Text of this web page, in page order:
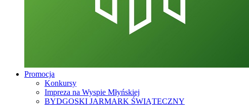
Promocja
Konkursy
Impreza na Wyspie Młyńskiej
BYDGOSKI JARMARK ŚWIĄTECZNY